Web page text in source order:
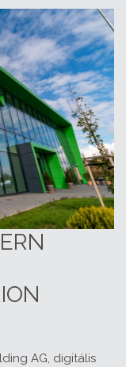
AG, digitális